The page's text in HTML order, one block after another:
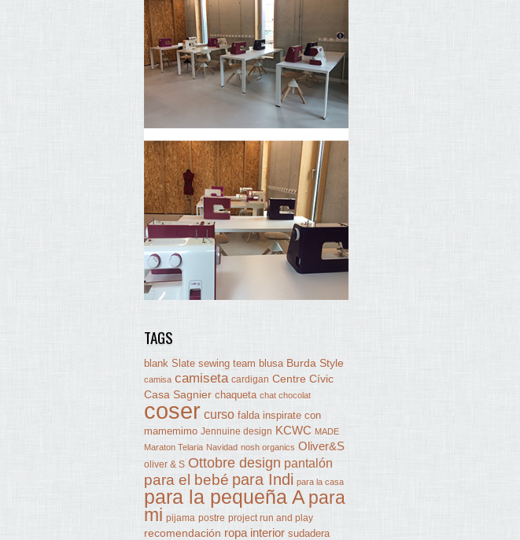
TAGS
blank Slate sewing team blusa Burda Style
camisa camiseta cardigan Centre Cívic
Casa Sagnier chaqueta chat chocolat
coser curso falda inspirate con
mamemimo Jennuine design KCWC MADE
Maraton Telaria Navidad nosh organics Oliver&S
oliver & S Ottobre design pantalón
para el bebé para Indi para la casa
para la pequeña A para
mi pijama postre project run and play
recomendación ropa interior sudadera